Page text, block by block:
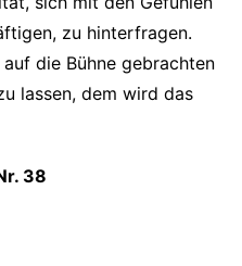
zu hinterfragen.
die Bühne gebrachten
lassen, dem wird das
38